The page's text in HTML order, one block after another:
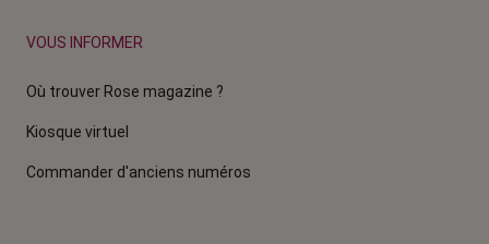
VOUS INFORMER
Où trouver Rose magazine ?
Kiosque virtuel
Commander d'anciens numéros